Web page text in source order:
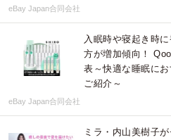
eBay Japan合同会社
入眠時や寝起き時
方が増加傾向！
表～快適な睡眠に
ご紹介～
eBay Japan合同会社
ミラ・内山美樹子